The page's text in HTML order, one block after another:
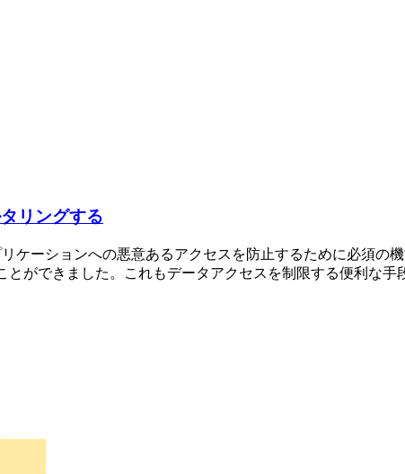
リングする
ケーションへの悪意あるアクセスを防止するために必須の
ができました。これもデータアクセスを制限する便利な手